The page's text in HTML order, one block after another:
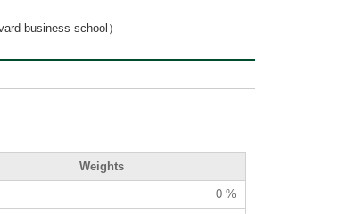
business school）
Weights
0 %